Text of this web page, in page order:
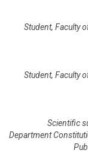
Student, Faculty
Student, Faculty
Scientific
Department